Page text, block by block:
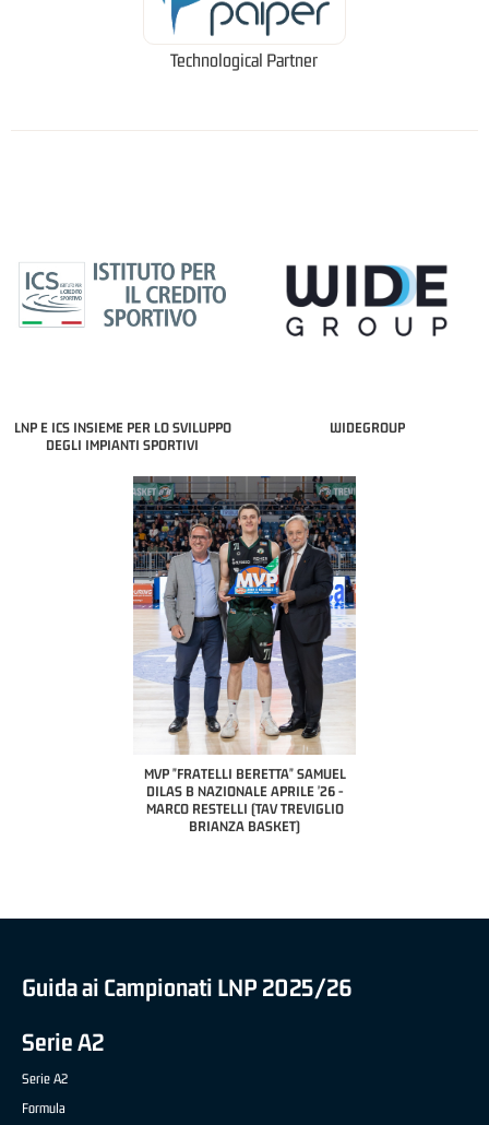
Technological Partner
LNP E ICS INSIEME PER LO SVILUPPO
DEGLI IMPIANTI SPORTIVI
WIDEGROUP
MVP "FRATELLI BERETTA" SAMUEL
DILAS B NAZIONALE APRILE '26 -
MARCO RESTELLI (TAV TREVIGLIO
BRIANZA BASKET)
Guida ai Campionati LNP 2025/26
Serie A2
Serie A2
Formula